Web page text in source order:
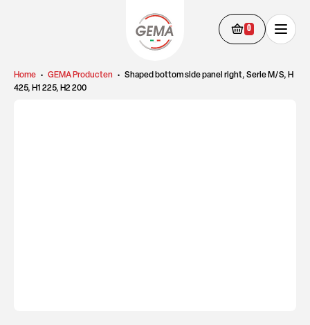
0
Home • GEMA Producten • Shaped bottom side panel right, Serie M/S, H
425, H1 225, H2 200